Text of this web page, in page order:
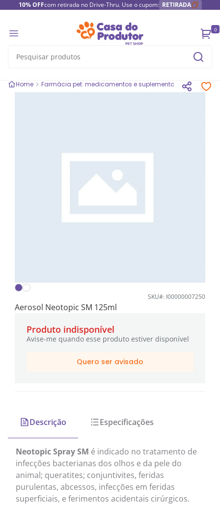
10% OFFcom retirada no Drive-Thru. Use o cupom: RETIRADA
0
Home Farmácia pet: medicamentos e suplementos
SKU#: I00000007250
Aerosol Neotopic SM 125ml
Produto indisponível
Avise-me quando esse produto estiver disponível
Quero ser avisado
Descrição Especificações
Neotopic Spray SM é indicado no tratamento de
infecções bacterianas dos olhos e da pele do
animal; queratites; conjuntivites, feridas
purulentas, abcessos, infecções em feridas
superficiais, e ferimentos acidentais cirúrgicos.